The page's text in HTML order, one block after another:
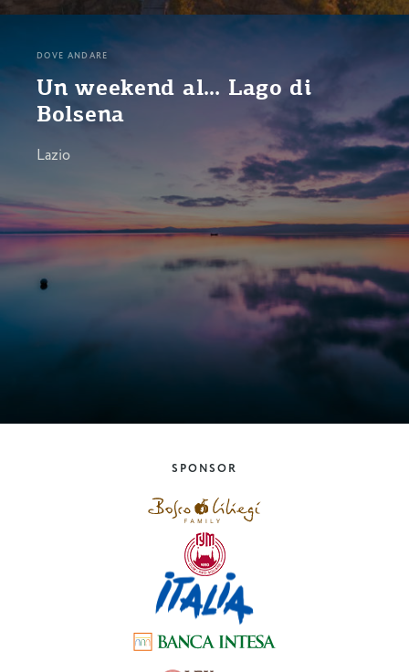
DOVE ANDARE
Un weekend al… Lago di
Bolsena
Lazio
SPONSOR